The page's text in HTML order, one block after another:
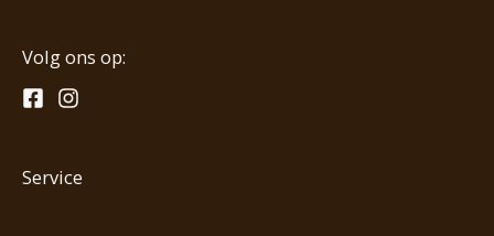
Volg ons op:
Service